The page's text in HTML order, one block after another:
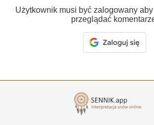
Użytkownik musi być zalogowany
przeglądać